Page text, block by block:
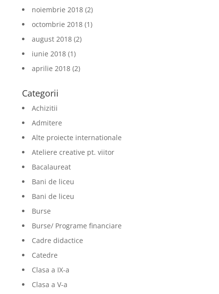
noiembrie 2018(2)
octombrie 2018(1)
august 2018(2)
iunie 2018(1)
aprilie 2018(2)
Categorii
Achizitii
Admitere
Alte proiecte internationale
Ateliere creative pt. viitor
Bacalaureat
Bani de liceu
Bani de liceu
Burse
Burse/ Programe financiare
Cadre didactice
Catedre
Clasa a IX-a
Clasa a V-a